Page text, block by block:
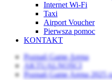
Internet Wi-Fi
Taxi
Airport Voucher
Pierwsza pomoc
KONTAKT
Poznań Game Arena
AKTUALNOŚCI
Poznań Game Arena 2025